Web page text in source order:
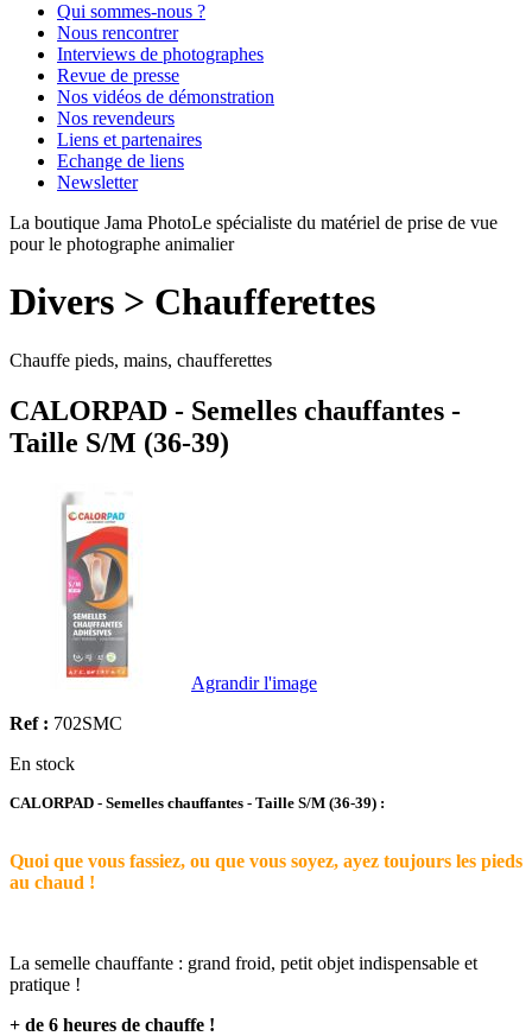
Qui sommes-nous ?
Nous rencontrer
Interviews de photographes
Revue de presse
Nos vidéos de démonstration
Nos revendeurs
Liens et partenaires
Echange de liens
Newsletter
La boutique Jama PhotoLe spécialiste du matériel de prise de vue
pour le photographe animalier
Divers > Chaufferettes
Chauffe pieds, mains, chaufferettes
CALORPAD - Semelles chauffantes -
Taille S/M (36-39)
Agrandir l'image
Ref : 702SMC
En stock
CALORPAD - Semelles chauffantes - Taille S/M (36-39) :
Quoi que vous fassiez, ou que vous soyez, ayez toujours les pieds
au chaud !
La semelle chauffante : grand froid, petit objet indispensable et
pratique !
+ de 6 heures de chauffe !